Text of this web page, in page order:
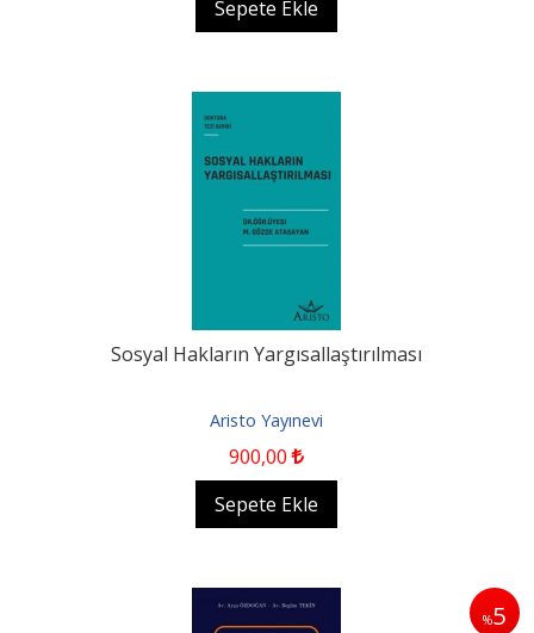
Sepete Ekle
Sosyal Hakların Yargısallaştırılması
Aristo Yayınevi
900,00
Sepete Ekle
%5